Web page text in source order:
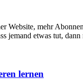
Website, mehr
jemand etwas tut, dann
lernen